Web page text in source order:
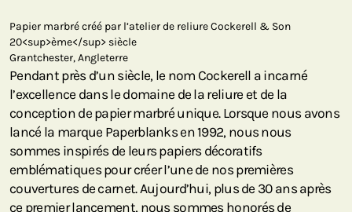
Papier marbré créé par l’atelier de reliure Cockerell & Son
20<sup>ème</sup> siècle
Grantchester, Angleterre
Pendant près d’un siècle, le nom Cockerell a incarné
l’excellence dans le domaine de la reliure et de la
conception de papier marbré unique. Lorsque nous avons
lancé la marque Paperblanks en 1992, nous nous
sommes inspirés de leurs papiers décoratifs
emblématiques pour créer l’une de nos premières
couvertures de carnet. Aujourd’hui, plus de 30 ans après
ce premier lancement, nous sommes honorés de